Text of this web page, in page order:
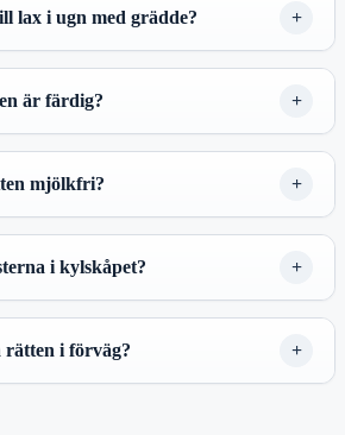
lax i ugn med grädde?
är färdig?
mjölkfri?
i kylskåpet?
i förväg?